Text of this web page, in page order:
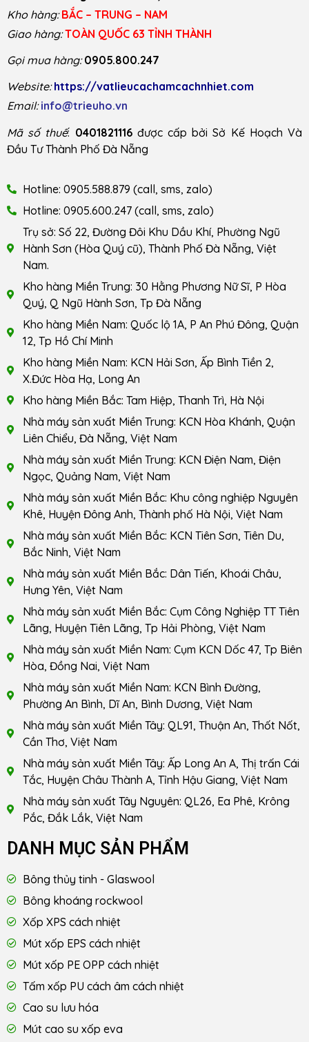
Kho hàng: BẮC – TRUNG – NAM
Giao hàng: TOÀN QUỐC 63 TỈNH THÀNH
Gọi mua hàng: 0905.800.247
Website: https://vatlieucachamcachnhiet.com
Email: info@trieuho.vn
Mã số thuế: 0401821116được cấp bởi Sở Kế Hoạch Và
Đầu Tư Thành Phố Đà Nẵng
Hotline: 0905.588.879 (call, sms, zalo)
Hotline: 0905.600.247 (call, sms, zalo)
Trụ sở: Số 22, Đường Đôi Khu Dầu Khí, Phường Ngũ
Hành Sơn (Hòa Quý cũ), Thành Phố Đà Nẵng, Việt
Nam.
Kho hàng Miền Trung: 30 Hằng Phương Nữ Sĩ, P Hòa
Quý, Q Ngũ Hành Sơn, Tp Đà Nẵng
Kho hàng Miền Nam: Quốc lộ 1A, P An Phú Đông, Quận
12, Tp Hồ Chí Minh
Kho hàng Miền Nam: KCN Hải Sơn, Ấp Bình Tiền 2,
X.Đức Hòa Hạ, Long An
Kho hàng Miền Bắc: Tam Hiệp, Thanh Trì, Hà Nội
Nhà máy sản xuất Miền Trung: KCN Hòa Khánh, Quận
Liên Chiểu, Đà Nẵng, Việt Nam
Nhà máy sản xuất Miền Trung: KCN Điện Nam, Điện
Ngọc, Quảng Nam, Việt Nam
Nhà máy sản xuất Miền Bắc: Khu công nghiệp Nguyên
Khê, Huyện Đông Anh, Thành phố Hà Nội, Việt Nam
Nhà máy sản xuất Miền Bắc: KCN Tiên Sơn, Tiên Du,
Bắc Ninh, Việt Nam
Nhà máy sản xuất Miền Bắc: Dân Tiến, Khoái Châu,
Hưng Yên, Việt Nam
Nhà máy sản xuất Miền Bắc: Cụm Công Nghiệp TT Tiên
Lãng, Huyện Tiên Lãng, Tp Hải Phòng, Việt Nam
Nhà máy sản xuất Miền Nam: Cụm KCN Dốc 47, Tp Biên
Hòa, Đồng Nai, Việt Nam
Nhà máy sản xuất Miền Nam: KCN Bình Đường,
Phường An Bình, Dĩ An, Bình Dương, Việt Nam
Nhà máy sản xuất Miền Tây: QL91, Thuận An, Thốt Nốt,
Cần Thơ, Việt Nam
Nhà máy sản xuất Miền Tây: Ấp Long An A, Thị trấn Cái
Tắc, Huyện Châu Thành A, Tỉnh Hậu Giang, Việt Nam
Nhà máy sản xuất Tây Nguyên: QL26, Ea Phê, Krông
Pắc, Đắk Lắk, Việt Nam
DANH MỤC SẢN PHẨM
Bông thủy tinh - Glaswool
Bông khoáng rockwool
Xốp XPS cách nhiệt
Mút xốp EPS cách nhiệt
Mút xốp PE OPP cách nhiệt
Tấm xốp PU cách âm cách nhiệt
Cao su lưu hóa
Mút cao su xốp eva